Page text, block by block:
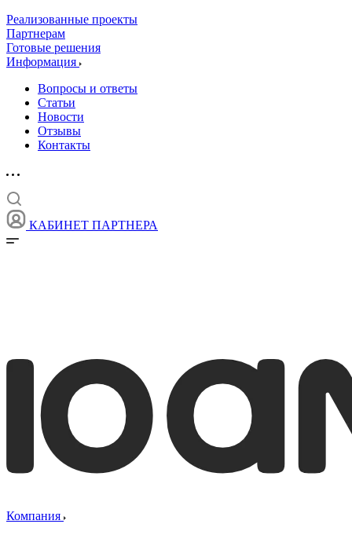
Реализованные проекты
Партнерам
Готовые решения
Информация
Вопросы и ответы
Статьи
Новости
Отзывы
Контакты
КАБИНЕТ ПАРТНЕРА
Компания